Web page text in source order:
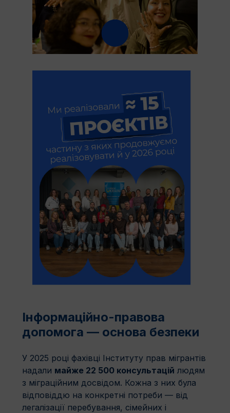
Інформаційно-правова
допомога — основа безпеки
У 2025 році фахівці Інституту прав мігрантів
надали майже 22 500 консультацій людям
з міграційним досвідом. Кожна з них була
відповіддю на конкретні потреби — від
легалізації перебування, сімейних і